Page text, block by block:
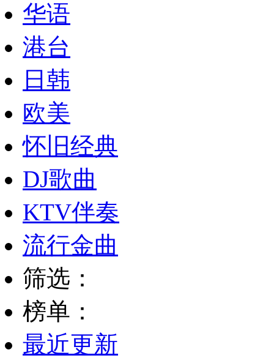
华语
港台
日韩
欧美
怀旧经典
DJ歌曲
KTV伴奏
流行金曲
筛选：
榜单：
最近更新